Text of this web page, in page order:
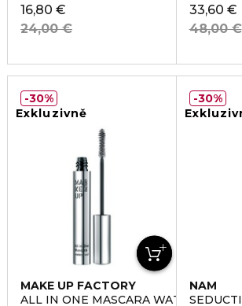
16,80 €
24,00 €
33,60 €
48,00 €
Exkluzivně
MAKE UP FACTORY
ALL IN ONE MASCARA WATERPROOF
30%
NAM
30%